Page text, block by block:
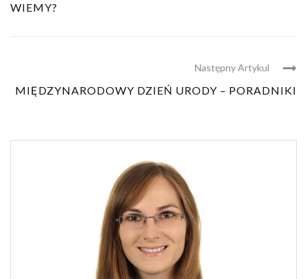
WIEMY?
Następny Artykul
MIĘDZYNARODOWY DZIEŃ URODY – PORADNIKI